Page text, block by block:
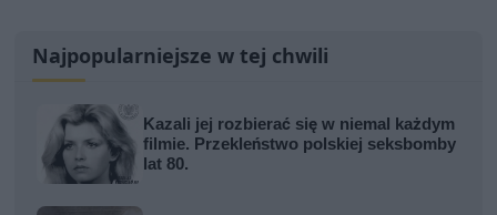
Najpopularniejsze w tej chwili
Kazali jej rozbierać się w niemal każdym
filmie. Przekleństwo polskiej seksbomby
lat 80.